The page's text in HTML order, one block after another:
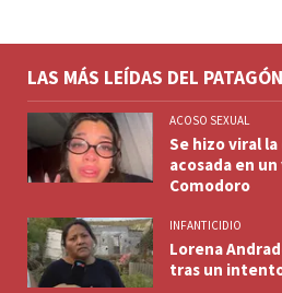
LAS MÁS LEÍDAS DEL
ACOSO SEXUAL
Se hizo viral
acosada en
Comodoro
INFANTICIDIO
Lorena
tras un